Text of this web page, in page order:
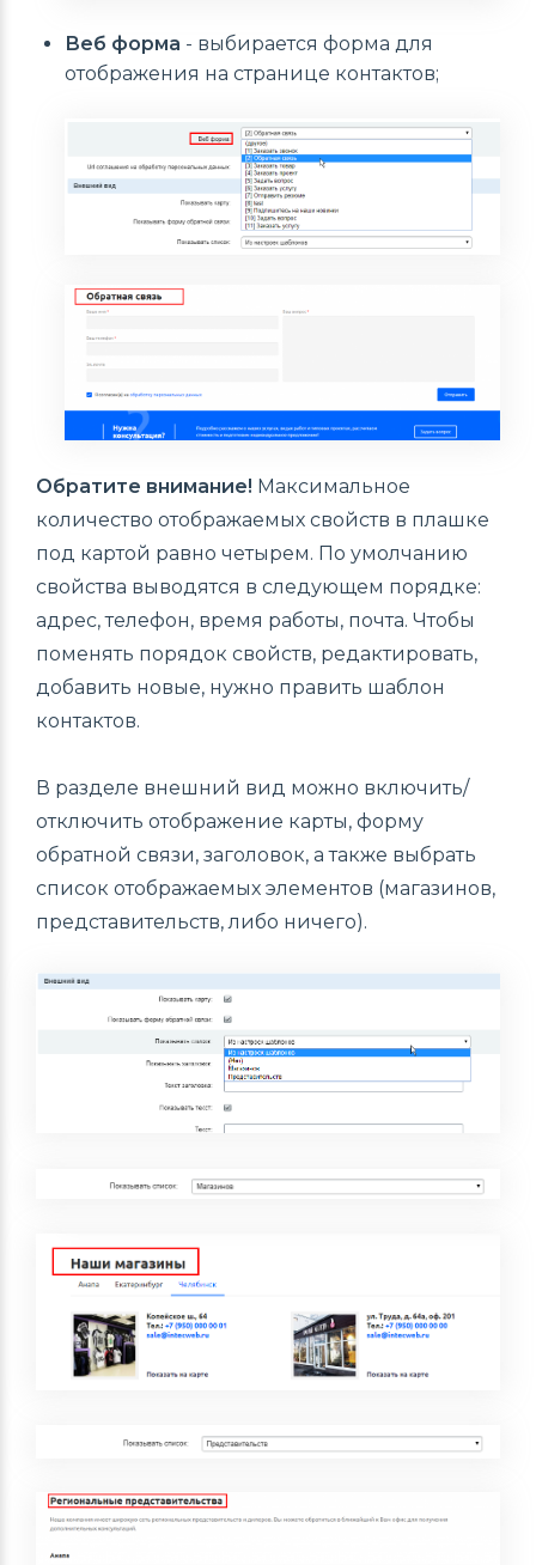
Веб форма - выбирается форма для
отображения на странице контактов;
Обратите внимание! Максимальное
количество отображаемых свойств в плашке
под картой равно четырем. По умолчанию
свойства выводятся в следующем порядке:
адрес, телефон, время работы, почта. Чтобы
поменять порядок свойств, редактировать,
добавить новые, нужно править шаблон
контактов.
В разделе внешний вид можно включить/
отключить отображение карты, форму
обратной связи, заголовок, а также выбрать
список отображаемых элементов (магазинов,
представительств, либо ничего).